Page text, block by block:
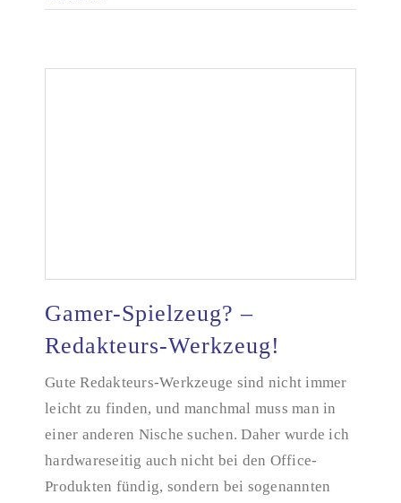
Gamer-Spielzeug? – Redakteurs-Werkzeug!
Gamer-Spielzeug? –
Redakteurs-Werkzeug!
Gute Redakteurs-Werkzeuge sind nicht immer
leicht zu finden, und manchmal muss man in
einer anderen Nische suchen. Daher wurde ich
hardwareseitig auch nicht bei den Office-
Produkten fündig, sondern bei sogenannten